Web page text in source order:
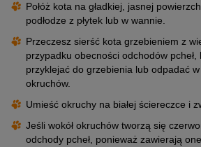
Połóż kota na gładkiej, jasnej
podłodze z płytek lub w wannie.
Przeczesz sierść kota grzebieniem z
przypadku obecności odchodów pcheł,
przyklejać do grzebienia lub odpadać
okruchów.
Umieść okruchy na białej ściereczce i
Jeśli wokół okruchów tworzą się
odchody pcheł, ponieważ zawierają